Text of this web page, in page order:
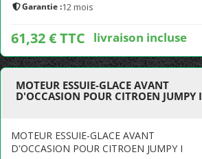
Garantie :12 mois
61,32 € TTC livraison incluse
MOTEUR ESSUIE-GLACE AVANT
D'OCCASION POUR CITROEN JUMPY I
MOTEUR ESSUIE-GLACE AVANT
D'OCCASION POUR CITROEN JUMPY I